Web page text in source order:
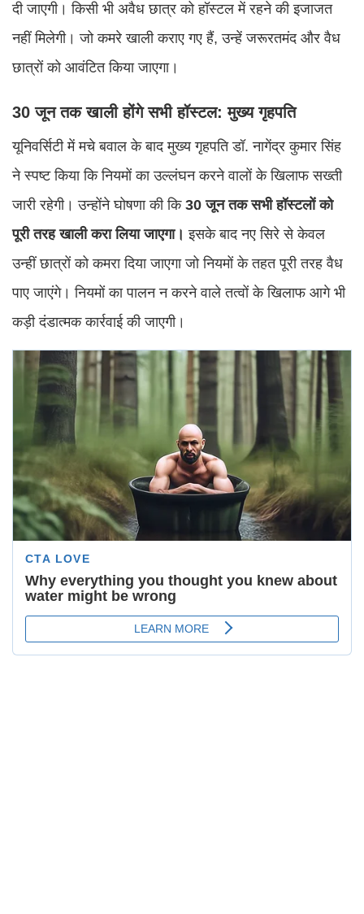
दी जाएगी। किसी भी अवैध छात्र को हॉस्टल में रहने की इजाजत
नहीं मिलेगी। जो कमरे खाली कराए गए हैं, उन्हें जरूरतमंद और वैध
छात्रों को आवंटित किया जाएगा।
30 जून तक खाली होंगे सभी हॉस्टल: मुख्य गृहपति
यूनिवर्सिटी में मचे बवाल के बाद मुख्य गृहपति डॉ. नागेंद्र कुमार सिंह
ने स्पष्ट किया कि नियमों का उल्लंघन करने वालों के खिलाफ सख्ती
जारी रहेगी। उन्होंने घोषणा की कि 30 जून तक सभी हॉस्टलों को
पूरी तरह खाली करा लिया जाएगा। इसके बाद नए सिरे से केवल
उन्हीं छात्रों को कमरा दिया जाएगा जो नियमों के तहत पूरी तरह वैध
पाए जाएंगे। नियमों का पालन न करने वाले तत्वों के खिलाफ आगे भी
कड़ी दंडात्मक कार्रवाई की जाएगी।